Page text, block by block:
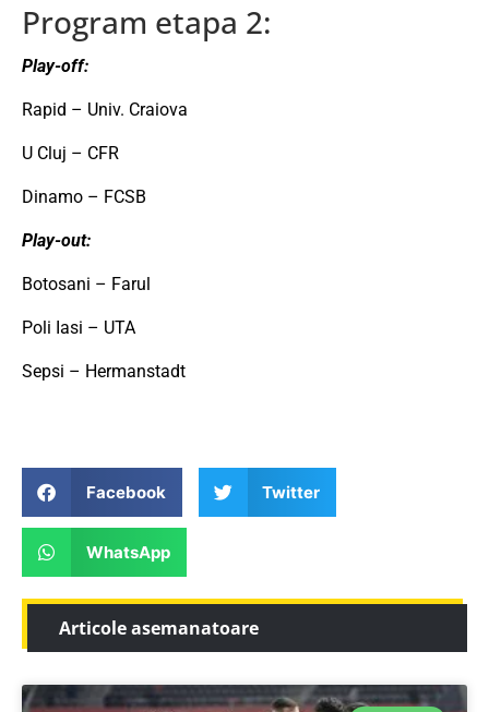
Program etapa 2:
Play-off:
Rapid – Univ. Craiova
U Cluj – CFR
Dinamo – FCSB
Play-out:
Botosani – Farul
Poli Iasi – UTA
Sepsi – Hermanstadt
Facebook Twitter
WhatsApp
Articole asemanatoare